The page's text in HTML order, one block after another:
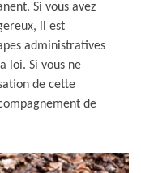
Si vous avez
il est
administratives
loi. Si vous ne
de cette
de